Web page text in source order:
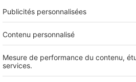
ici!